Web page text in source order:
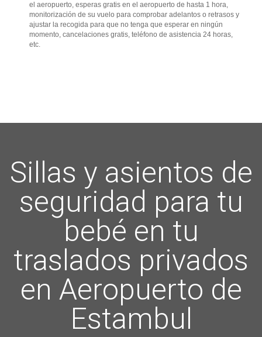
el aeropuerto, esperas gratis en el aeropuerto de hasta 1 hora,
monitorización de su vuelo para comprobar adelantos o retrasos y
ajustar la recogida para que no tenga que esperar en ningún
momento, cancelaciones gratis, teléfono de asistencia 24 horas,
etc.
Sillas y asientos de
seguridad para tu
bebé en tu
traslados privados
en Aeropuerto de
Estambul